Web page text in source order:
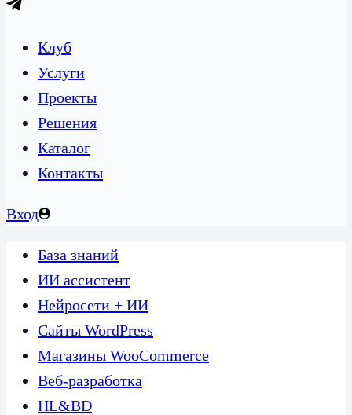
Клуб
Услуги
Проекты
Решения
Каталог
Контакты
Вход
База знаний
ИИ ассистент
Нейросети + ИИ
Сайты WordPress
Магазины WooCommerce
Веб-разработка
HL&BD